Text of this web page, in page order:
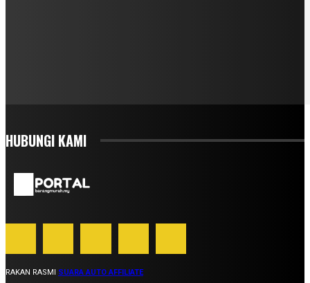
HUBUNGI KAMI
RAKAN RASMI SUARA AUTO AFFILIATE